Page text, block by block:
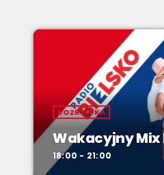
ROZRYWKA
Wakacyjny Mix
18:00 - 21:00